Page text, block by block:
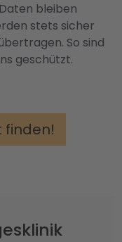
bleiben
stets sicher
So sind
geschützt.
finden!